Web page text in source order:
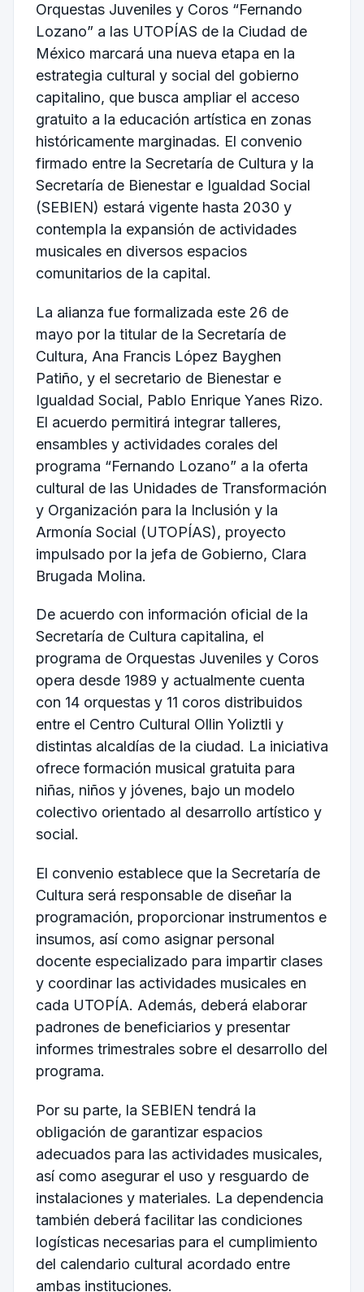
Orquestas Juveniles y Coros “Fernando
Lozano” a las UTOPÍAS de la Ciudad de
México marcará una nueva etapa en la
estrategia cultural y social del gobierno
capitalino, que busca ampliar el acceso
gratuito a la educación artística en zonas
históricamente marginadas. El convenio
firmado entre la Secretaría de Cultura y la
Secretaría de Bienestar e Igualdad Social
(SEBIEN) estará vigente hasta 2030 y
contempla la expansión de actividades
musicales en diversos espacios
comunitarios de la capital.
La alianza fue formalizada este 26 de
mayo por la titular de la Secretaría de
Cultura, Ana Francis López Bayghen
Patiño, y el secretario de Bienestar e
Igualdad Social, Pablo Enrique Yanes Rizo.
El acuerdo permitirá integrar talleres,
ensambles y actividades corales del
programa “Fernando Lozano” a la oferta
cultural de las Unidades de Transformación
y Organización para la Inclusión y la
Armonía Social (UTOPÍAS), proyecto
impulsado por la jefa de Gobierno, Clara
Brugada Molina.
De acuerdo con información oficial de la
Secretaría de Cultura capitalina, el
programa de Orquestas Juveniles y Coros
opera desde 1989 y actualmente cuenta
con 14 orquestas y 11 coros distribuidos
entre el Centro Cultural Ollin Yoliztli y
distintas alcaldías de la ciudad. La iniciativa
ofrece formación musical gratuita para
niñas, niños y jóvenes, bajo un modelo
colectivo orientado al desarrollo artístico y
social.
El convenio establece que la Secretaría de
Cultura será responsable de diseñar la
programación, proporcionar instrumentos e
insumos, así como asignar personal
docente especializado para impartir clases
y coordinar las actividades musicales en
cada UTOPÍA. Además, deberá elaborar
padrones de beneficiarios y presentar
informes trimestrales sobre el desarrollo del
programa.
Por su parte, la SEBIEN tendrá la
obligación de garantizar espacios
adecuados para las actividades musicales,
así como asegurar el uso y resguardo de
instalaciones y materiales. La dependencia
también deberá facilitar las condiciones
logísticas necesarias para el cumplimiento
del calendario cultural acordado entre
ambas instituciones.